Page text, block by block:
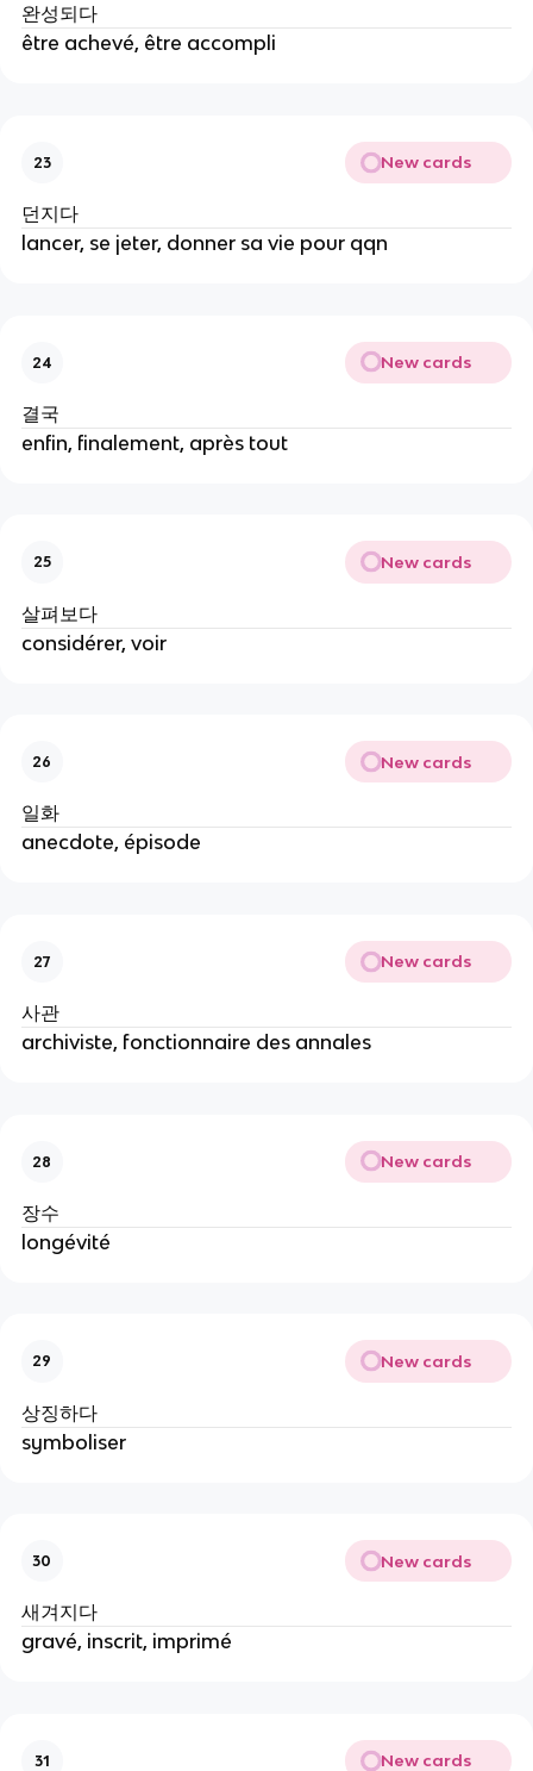
완성되다
être achevé, être accompli
23 New cards
던지다
lancer, se jeter, donner sa vie pour qqn
24 New cards
결국
enfin, finalement, après tout
25 New cards
살펴보다
considérer, voir
26 New cards
일화
anecdote, épisode
27 New cards
사관
archiviste, fonctionnaire des annales
28 New cards
장수
longévité
29 New cards
상징하다
symboliser
30 New cards
새겨지다
gravé, inscrit, imprimé
31 New cards